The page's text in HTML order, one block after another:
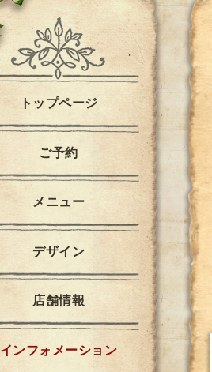
トップページ
ご予約
メニュー
デザイン
店舗情報
インフォメーション